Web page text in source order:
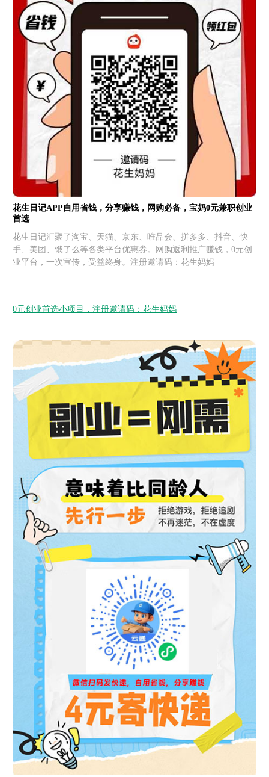
花生日记APP自用省钱，分享赚钱，网购必备，宝妈0元兼职创业
首选
花生日记汇聚了淘宝、天猫、京东、唯品会、拼多多、抖音、快
手、美团、饿了么等各类平台优惠券。网购返利推广赚钱，0元创
业平台，一次宣传，受益终身。注册邀请码：花生妈妈
0元创业首选小项目，注册邀请码：花生妈妈